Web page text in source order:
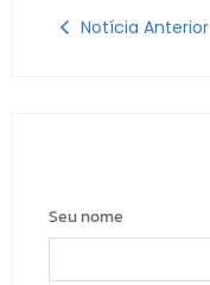
Notícia Anterior
Seu nome